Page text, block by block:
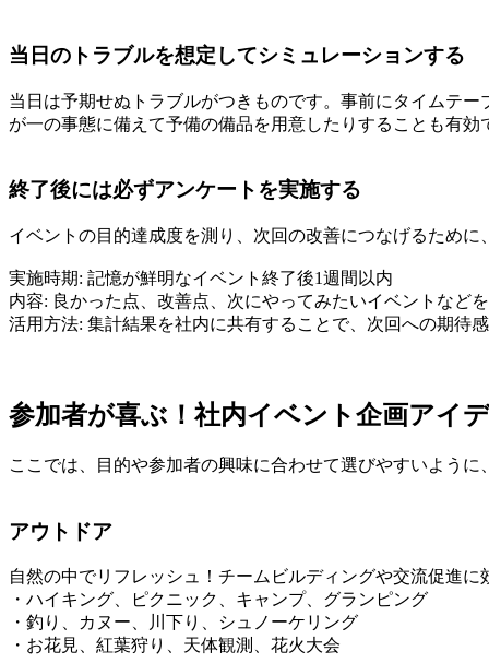
当日のトラブルを想定してシミュレーションする
当日は予期せぬトラブルがつきものです。事前にタイムテ
が一の事態に備えて予備の備品を用意したりすることも有効
終了後には必ずアンケートを実施する
イベントの目的達成度を測り、次回の改善につなげるため
実施時期: 記憶が鮮明なイベント終了後1週間以内
内容: 良かった点、改善点、次にやってみたいイベントなど
活用方法: 集計結果を社内に共有することで、次回への期待
参加者が喜ぶ！社内イベント企画アイ
ここでは、目的や参加者の興味に合わせて選びやすいよう
アウトドア
自然の中でリフレッシュ！チームビルディングや交流促進に
・ハイキング、ピクニック、キャンプ、グランピング
・釣り、カヌー、川下り、シュノーケリング
・お花見、紅葉狩り、天体観測、花火大会